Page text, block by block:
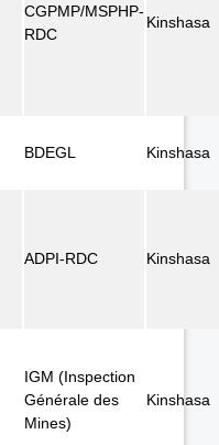
CGPMP/MSPHP-
RDC
Kinshasa
BDEGL Kinshasa
ADPI-RDC Kinshasa
IGM (Inspection
Générale des
Mines)
Kinshasa